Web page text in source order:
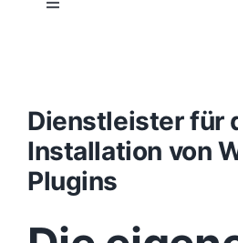
Toggle
Konzept
Design
Content
Dienstleister für
Installation von
Plugins